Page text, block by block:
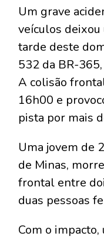
Um grave
veículos
tarde deste
532 da BR-
A colisão
16h00 e
pista por mais
Uma jovem de
de Minas,
frontal entre
duas pessoas
Com o